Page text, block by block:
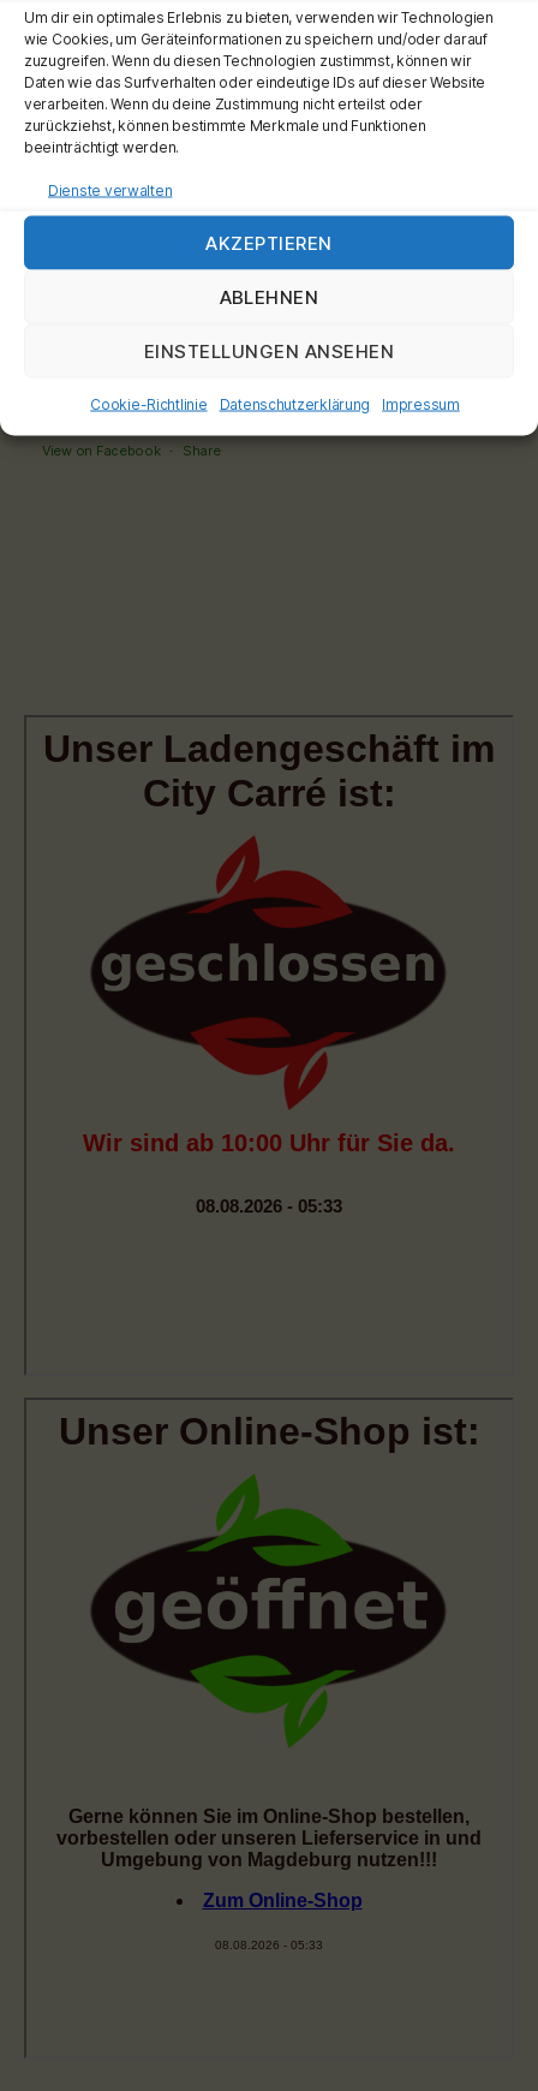
Um dir ein optimales Erlebnis zu bieten, verwenden wir Technologien
wie Cookies, um Geräteinformationen zu speichern und/oder darauf
zuzugreifen. Wenn du diesen Technologien zustimmst, können wir
Daten wie das Surfverhalten oder eindeutige IDs auf dieser Website
verarbeiten. Wenn du deine Zustimmung nicht erteilst oder
zurückziehst, können bestimmte Merkmale und Funktionen
beeinträchtigt werden.
Dienste verwalten
AKZEPTIEREN
ABLEHNEN
EINSTELLUNGEN ANSEHEN
Cookie-Richtlinie Datenschutzerklärung Impressum
Tee-hoch-nis at City Carré Magdeburg.
2 months ago
Moin meine Teefans, ganz ganz frisch
eingetroffen Unsere#shinchaSorten sind jetzt
allllleeee daaaaaa.
vorbei @citycarre.magdeburg oder bestellt
online
www.teeladen.shop
Schönen Tag wünscht Euch Euer Teemann
Video
View on Facebook · Share